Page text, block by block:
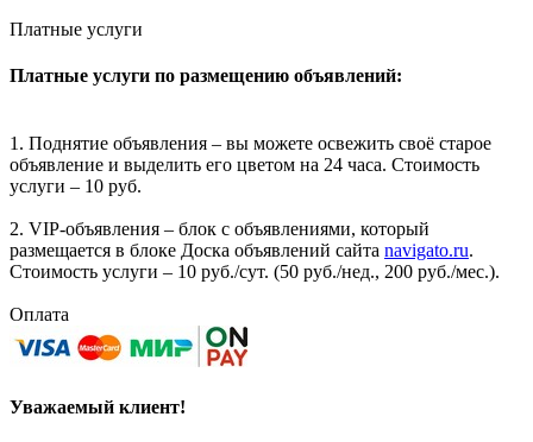
Платные услуги
Платные услуги по размещению объявлений:
1. Поднятие объявления – вы можете освежить своё старое
объявление и выделить его цветом на 24 часа. Стоимость
услуги – 10 руб.
2. VIP-объявления – блок с объявлениями, который
размещается в блоке Доска объявлений сайта navigato.ru.
Стоимость услуги – 10 руб./сут. (50 руб./нед., 200 руб./мес.).
Оплата
Уважаемый клиент!